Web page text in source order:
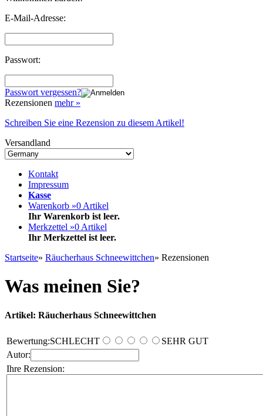
E-Mail-Adresse:
Passwort:
Passwort vergessen?
Rezensionen mehr »
Schreiben Sie eine Rezension zu diesem Artikel!
Versandland
Kontakt
Impressum
Kasse
Warenkorb »0 Artikel
Ihr Warenkorb ist leer.
Merkzettel »0 Artikel
Ihr Merkzettel ist leer.
Startseite» Räucherhaus Schneewittchen» Rezensionen
Was meinen Sie?
Artikel: Räucherhaus Schneewittchen
Bewertung:SCHLECHT
SEHR GUT
Autor:
Ihre Rezension: